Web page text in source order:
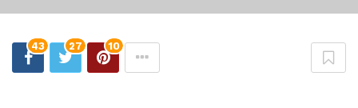
43 27 10